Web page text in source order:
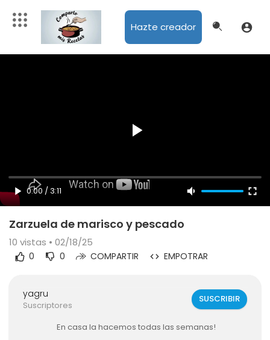
Hazte creador
0:00 /3:11
Zarzuela de marisco y pescado
10 vistas • 02/18/25
0 0 COMPARTIR EMPOTRAR
yagru
Suscriptores
SUSCRIBIR
En casa la hacemos todas las semanas!